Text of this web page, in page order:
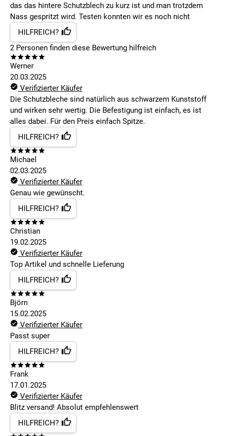
das das hintere Schutzblech zu kurz ist und man trotzdem
Nass gespritzt wird. Testen konnten wir es noch nicht
HILFREICH?
2 Personen finden diese Bewertung hilfreich
Werner
20.03.2025
Verifizierter Käufer
Die Schutzbleche sind natürlich aus schwarzem Kunststoff
und wirken sehr wertig. Die Befestigung ist einfach, es ist
alles dabei. Für den Preis einfach Spitze.
HILFREICH?
Michael
02.03.2025
Verifizierter Käufer
Genau wie gewünscht.
HILFREICH?
Christian
19.02.2025
Verifizierter Käufer
Top Artikel und schnelle Lieferung
HILFREICH?
Björn
15.02.2025
Verifizierter Käufer
Passt super
HILFREICH?
Frank
17.01.2025
Verifizierter Käufer
Blitz versand! Absolut empfehlenswert
HILFREICH?